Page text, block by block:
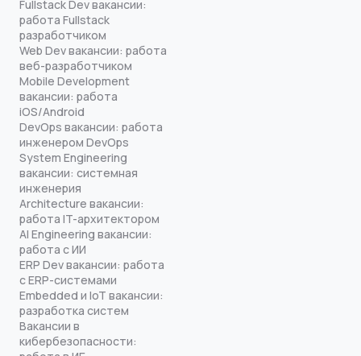
Fullstack Dev вакансии:
работа Fullstack
разработчиком
Web Dev вакансии: работа
веб-разработчиком
Mobile Development
вакансии: работа
iOS/Android
DevOps вакансии: работа
инженером DevOps
System Engineering
вакансии: системная
инженерия
Architecture вакансии:
работа IT-архитектором
AI Engineering вакансии:
работа с ИИ
ERP Dev вакансии: работа
с ERP-системами
Embedded и IoT вакансии:
разработка систем
Вакансии в
кибербезопасности: